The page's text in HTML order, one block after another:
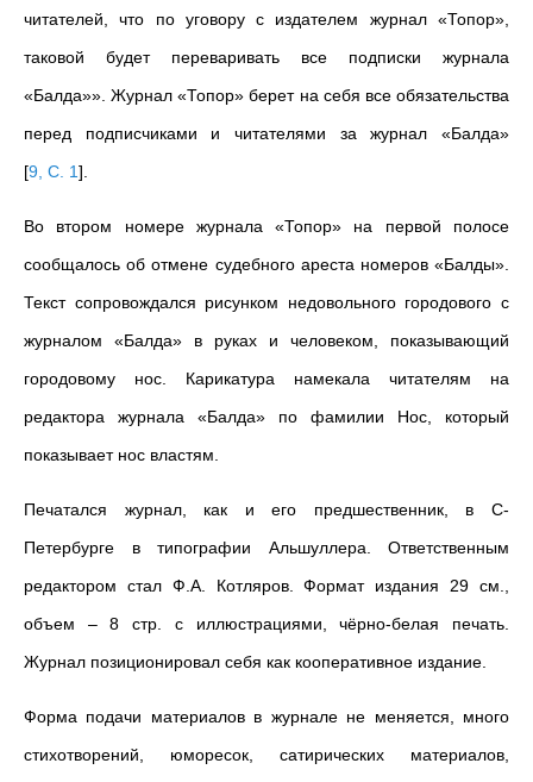
читателей, что по уговору с издателем журнал «Топор»,
таковой будет переваривать все подписки журнала
«Балда»». Журнал «Топор» берет на себя все обязательства
перед подписчиками и читателями за журнал «Балда»
[9, С. 1]
Во втором номере журнала «Топор» на первой полосе
сообщалось об отмене судебного ареста номеров «Балды».
Текст сопровождался рисунком недовольного городового с
журналом «Балда» в руках и человеком, показывающий
городовому нос. Карикатура намекала читателям на
редактора журнала «Балда» по фамилии Нос, который
показывает нос властям.
Печатался журнал, как и его предшественник, в С-
Петербурге в типографии Альшуллера. Ответственным
редактором стал Ф.А. Котляров. Формат издания 29 см.,
объем – 8 стр. с иллюстрациями, чёрно-белая печать.
Журнал позиционировал себя как кооперативное издание.
Форма подачи материалов в журнале не меняется, много
стихотворений, юморесок, сатирических материалов,